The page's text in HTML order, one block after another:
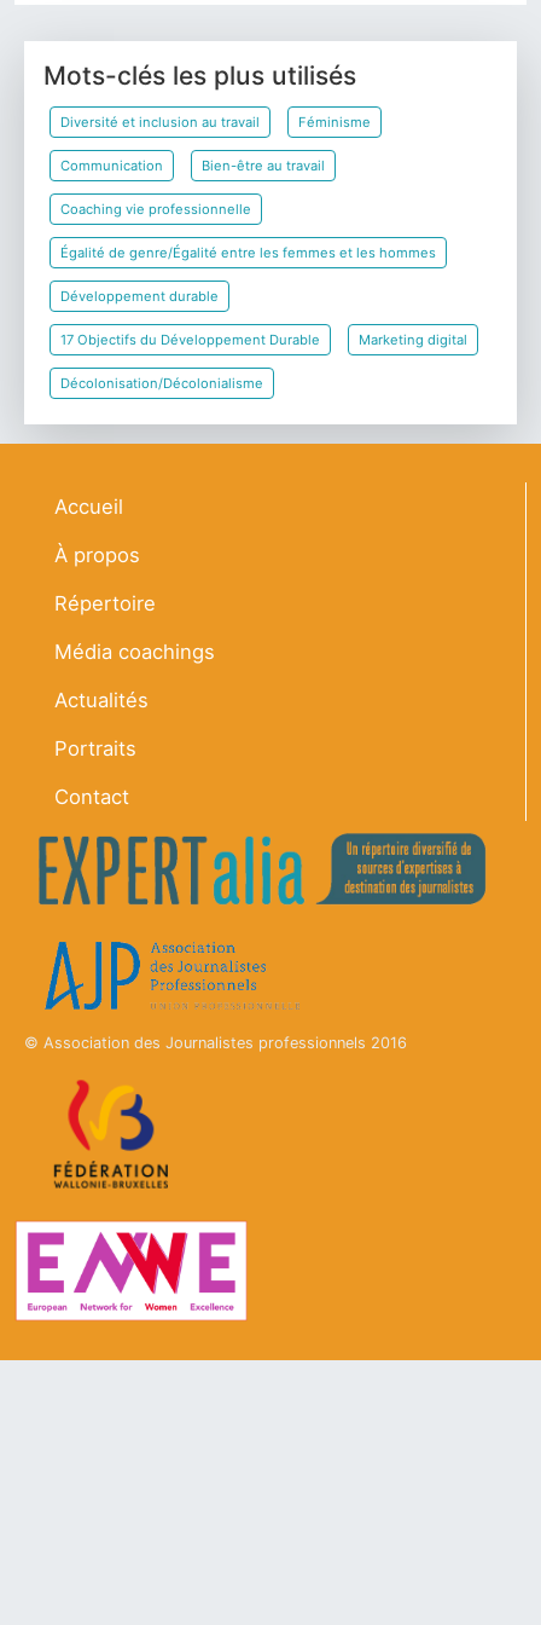
Mots-clés les plus utilisés
Diversité et inclusion au travail Féminisme
Communication Bien-être au travail
Coaching vie professionnelle
Égalité de genre/Égalité entre les femmes et les hommes
Développement durable
17 Objectifs du Développement Durable Marketing digital
Décolonisation/Décolonialisme
Navigation principale
Accueil
À propos
Répertoire
Média coachings
Actualités
Portraits
Contact
© Association des Journalistes professionnels 2016